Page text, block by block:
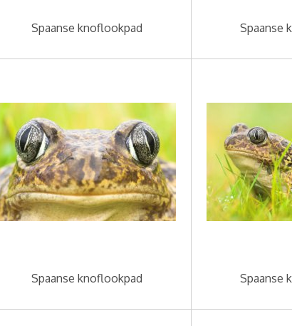
Spaanse knoflookpad Spaanse
Spaanse knoflookpad Spaanse